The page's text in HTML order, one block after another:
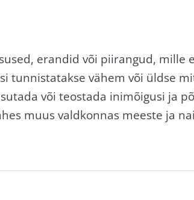
erandid või piirangud, mille
tunnistatakse vähem või üldse
või teostada inimõigusi ja
muus valdkonnas meeste ja